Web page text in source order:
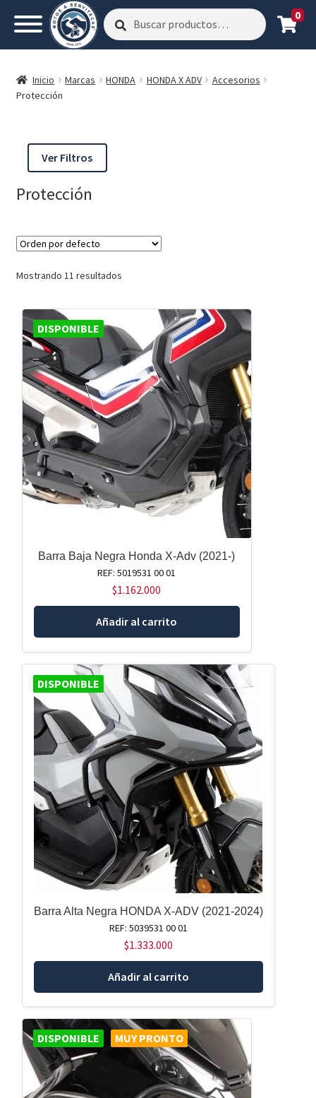
Buscar
por:
Buscar 0
Inicio Marcas HONDA HONDA X ADV
Accesorios
Protección
Ver Filtros
Protección
Mostrando 11 resultados
DISPONIBLE
Barra Baja Negra Honda X-Adv (2021-)
REF: 5019531 00 01
$1.162.000
Añadir al carrito
DISPONIBLE
Barra Alta Negra HONDA X-ADV (2021-2024)
REF: 5039531 00 01
$1.333.000
Añadir al carrito
DISPONIBLE MUY PRONTO